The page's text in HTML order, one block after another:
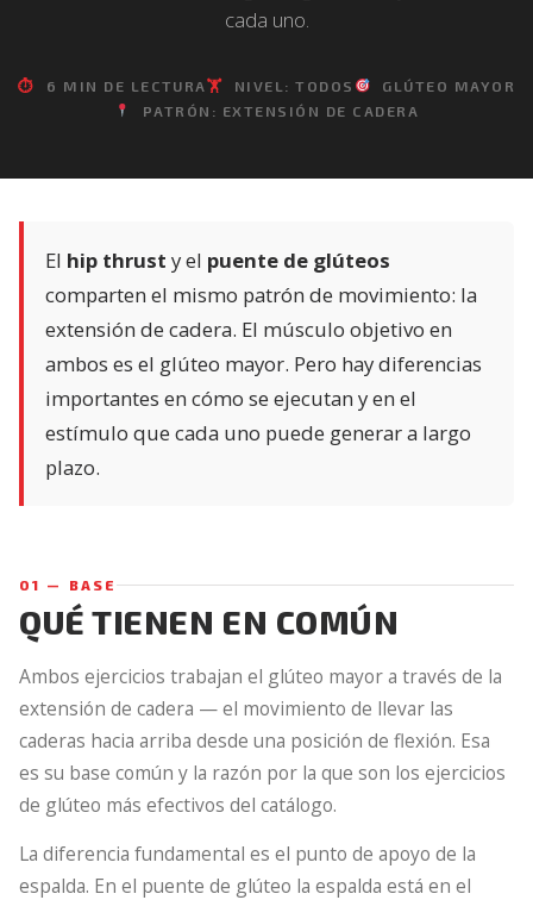
cada uno.
⏱ 6 MIN DE LECTURA 🏋️ NIVEL: TODOS
GLÚTEO MAYOR
PATRÓN: EXTENSIÓN DE CADERA
El hip thrust y el puente de glúteos
comparten el mismo patrón de movimiento: la
extensión de cadera. El músculo objetivo en
ambos es el glúteo mayor. Pero hay diferencias
importantes en cómo se ejecutan y en el
estímulo que cada uno puede generar a largo
plazo.
01 — BASE
QUÉ TIENEN EN COMÚN
Ambos ejercicios trabajan el glúteo mayor a través de la
extensión de cadera — el movimiento de llevar las
caderas hacia arriba desde una posición de flexión. Esa
es su base común y la razón por la que son los ejercicios
de glúteo más efectivos del catálogo.
La diferencia fundamental es el punto de apoyo de la
espalda. En el puente de glúteo la espalda está en el